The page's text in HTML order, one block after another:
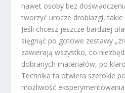
nawet osoby bez
tworzyć urocze drobiazgi,
Jeśli chcesz jeszcze bardziej
sięgnąć po gotowe zestawy
zawierają wszystko, co
dobranych materiałów, po
Technika ta otwiera szerokie
możliwość